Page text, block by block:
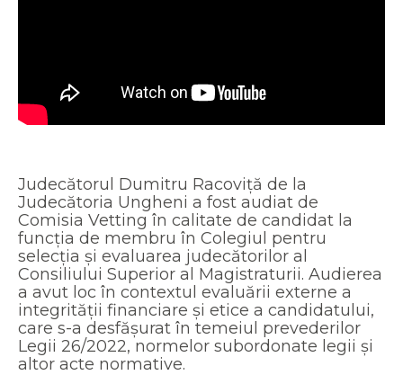
Judecătorul Dumitru Racoviță de la
Judecătoria Ungheni a fost audiat de
Comisia Vetting în calitate de candidat la
funcția de membru în Colegiul pentru
selecția și evaluarea judecătorilor al
Consiliului Superior al Magistraturii. Audierea
a avut loc în contextul evaluării externe a
integrității financiare și etice a candidatului,
care s-a desfășurat în temeiul prevederilor
Legii 26/2022, normelor subordonate legii și
altor acte normative.